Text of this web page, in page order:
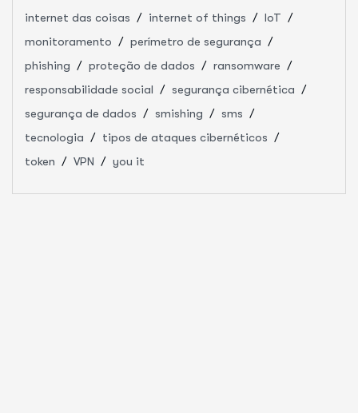
internet das coisas
internet of things
IoT
monitoramento
perímetro de segurança
phishing
proteção de dados
ransomware
responsabilidade social
segurança cibernética
segurança de dados
smishing
sms
tecnologia
tipos de ataques cibernéticos
token
VPN you it